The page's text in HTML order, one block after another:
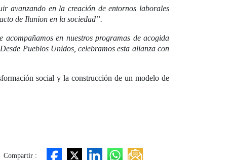
avanzando en la creación de entornos laborales
de Ilunion en la sociedad”.
acompañamos en nuestros programas de acogida
Pueblos Unidos, celebramos esta alianza con
social y la construcción de un modelo de
Compartir :